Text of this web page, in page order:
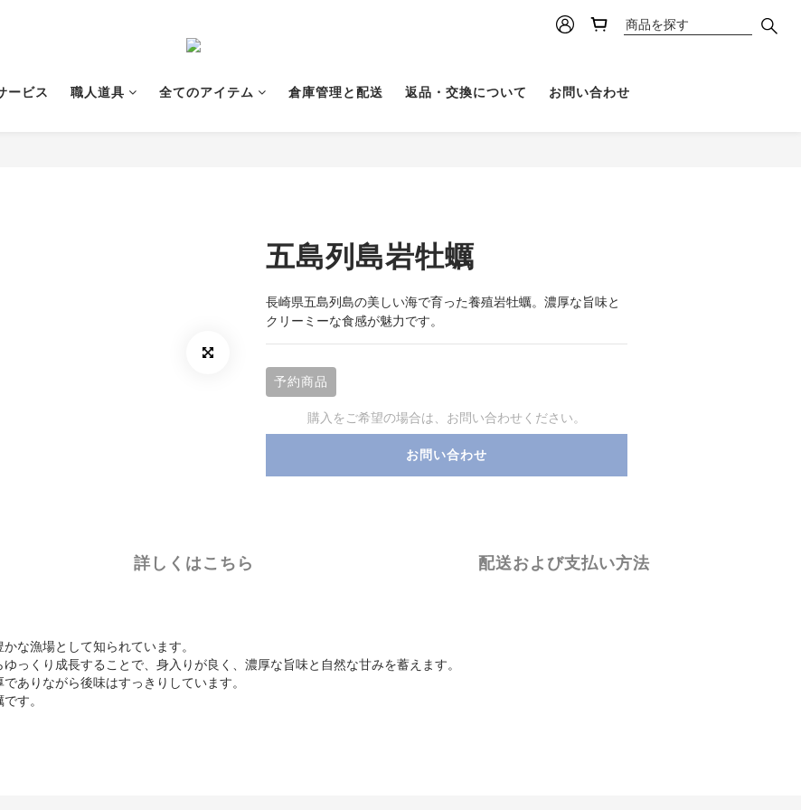
ービス 職人道具 全てのアイテム 倉庫管理と配送 返品・交換について お問い合わせ
五島列島岩牡蠣
長崎県五島列島の美しい海で育った養殖岩牡蠣。濃厚な旨味と
クリーミーな食感が魅力です。
予約商品
購入をご希望の場合は、お問い合わせください。
お問い合わせ
詳しくはこちら 配送および支払い方法
な漁場として知られています。
っくり成長することで、身入りが良く、濃厚な旨味と自然な甘みを蓄えます。
ありながら後味はすっきりしています。
す。